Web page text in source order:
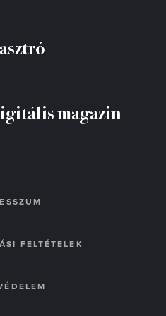
magazin
FELTÉTELEK